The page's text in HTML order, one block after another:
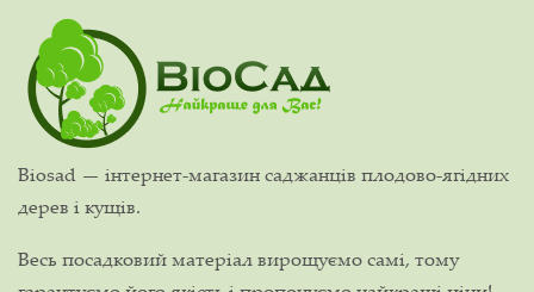
Biosad — інтернет-магазин саджанців плодово-ягідних
дерев і кущів.
Весь посадковий матеріал вирощуємо самі, тому